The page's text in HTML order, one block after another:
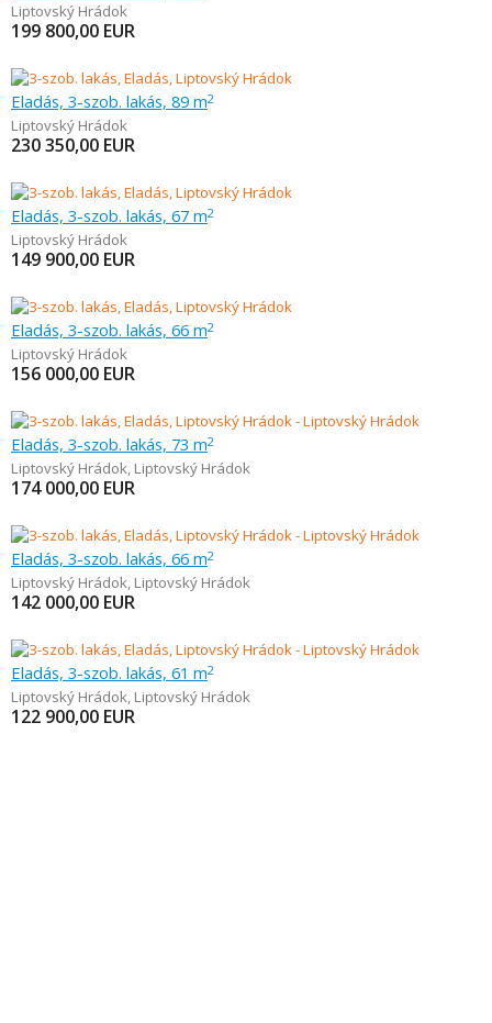
Liptovský Hrádok
199 800,00 EUR
Eladás, 3-szob. lakás, 89 m2
Liptovský Hrádok
230 350,00 EUR
Eladás, 3-szob. lakás, 67 m2
Liptovský Hrádok
149 900,00 EUR
Eladás, 3-szob. lakás, 66 m2
Liptovský Hrádok
156 000,00 EUR
Eladás, 3-szob. lakás, 73 m2
Liptovský Hrádok, Liptovský Hrádok
174 000,00 EUR
Eladás, 3-szob. lakás, 66 m2
Liptovský Hrádok, Liptovský Hrádok
142 000,00 EUR
Eladás, 3-szob. lakás, 61 m2
Liptovský Hrádok, Liptovský Hrádok
122 900,00 EUR